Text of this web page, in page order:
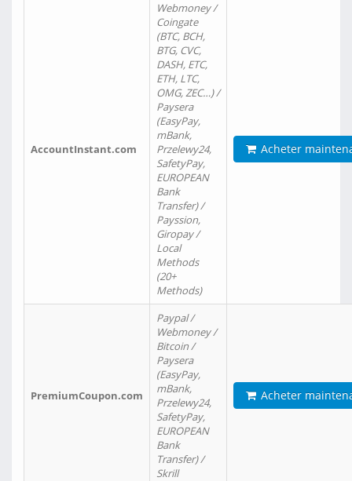
AccountInstant.com
Webmoney /
Coingate
(BTC, BCH,
BTG, CVC,
DASH, ETC,
ETH, LTC,
OMG, ZEC…) /
Paysera
(EasyPay,
mBank,
Przelewy24,
SafetyPay,
EUROPEAN
Bank
Transfer) /
Payssion,
Giropay /
Local
Methods
(20+
Methods)
Acheter
PremiumCoupon.com
Paypal /
Webmoney /
Bitcoin /
Paysera
(EasyPay,
mBank,
Przelewy24,
SafetyPay,
EUROPEAN
Bank
Transfer) /
Skrill
Acheter